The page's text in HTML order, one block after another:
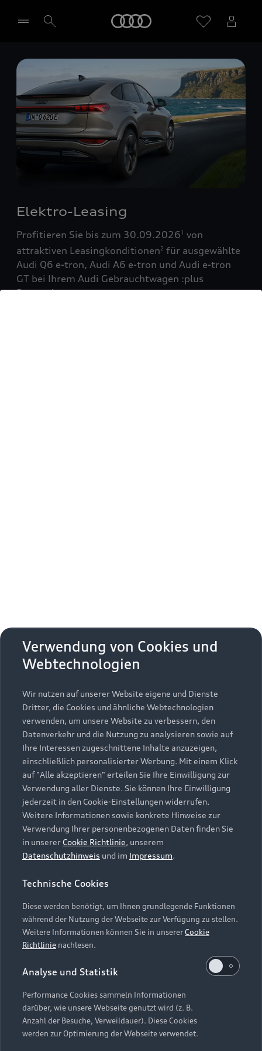
Händler wählen
Elektro-Leasing
Profitieren Sie bis zum 30.09.20261 von
attraktiven Leasingkonditionen2 für ausgewählte
Audi Q6 e-tron, Audi A6 e-tron und Audi e-tron
GT bei Ihrem Audi Gebrauchtwagen :plus
Partner!
Zurück nach oben
Modelle
Alle Modelle
Modelle vergleichen
Elektromodelle
Plug-in-Hybride
Kaufen & leasen
Neuwagensuche
Gebrauchtwagensuche
Gebrauchtwagen
Finanzierung
Aktionen & Angebote
Geschäftskunden
Service & Zubehör
Saisonale Angebote
Audi Services
Garantie
Audi digital services
myAudi
Support
Kundenservice
Händlersuche
Audi Code
Online-Terminvereinbarung
Servicekontakt
Vertrag widerrufen
Über Audi
Unternehmen
Karriere
Investor Relations
Presse & Media Center
Datenschutz
Audi erleben
Newsletter
Impressum Rechtliches
Hinweisgebersystem
Datenschutzinformation
Cookie-Einstellungen
Cookie-Richtlinie
Barrierefreiheit
Hinweis: Die aktuelle Darstellung und Anordnung der
Embleme am Fahrzeug bei allen Abbildungen auf dieser
Webseite kann abweichen.
Verwendung von Cookies und
Webtechnologien
Wir nutzen auf unserer Website eigene und Dienste
Dritter, die Cookies und ähnliche Webtechnologien
verwenden, um unsere Website zu verbessern, den
Datenverkehr und die Nutzung zu analysieren sowie auf
Ihre Interessen zugeschnittene Inhalte anzuzeigen,
einschließlich personalisierter Werbung. Mit einem Klick
auf "Alle akzeptieren" erteilen Sie Ihre Einwilligung zur
Verwendung aller Dienste. Sie können Ihre Einwilligung
jederzeit in den Cookie-Einstellungen widerrufen.
Weitere Informationen sowie konkrete Hinweise zur
Verwendung Ihrer personenbezogenen Daten finden Sie
in unserer Cookie Richtlinie, unserem
Datenschutzhinweis und im Impressum.
Technische Cookies
Diese werden benötigt, um Ihnen grundlegende Funktionen
während der Nutzung der Webseite zur Verfügung zu stellen.
Weitere Informationen können Sie in unsererCookie
Richtlinie nachlesen.
Analyse und Statistik
Performance Cookies sammeln Informationen
darüber, wie unsere Webseite genutzt wird (z. B.
Anzahl der Besuche, Verweildauer). Diese Cookies
werden zur Optimierung der Webseite verwendet.